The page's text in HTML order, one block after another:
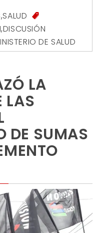
,SALUD
,DISCUSIÓN
DE SALUD
LA
LAS
DE SUMAS